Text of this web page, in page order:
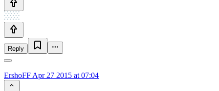
Reply
ErshoFF Apr 27 2015 at 07:04